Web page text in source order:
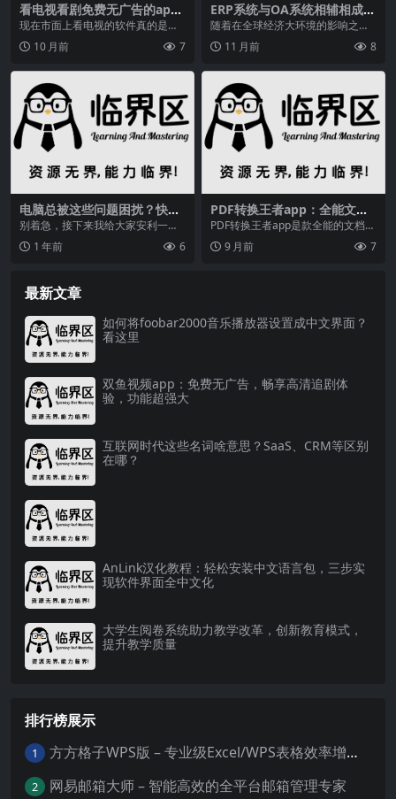
看电视看剧免费无广告的app
下载推荐，这几款不容错过
现在市面上看电视的软件真的是太
多了，不过有很多的应用都是需要
大家充会员或者有影片...
10 月前 7
ERP系统与OA系统相辅相成，
如何实现数据整合？这里有方
法
随着在全球经济大环境的影响之
下，越来越多的企业都需要集成、
快速响应的管理信息系统...
11 月前 8
电脑总被这些问题困扰？快试
试这10款装机必备软件
别着急，接下来我给大家安利一下
我心目中的10款既清爽干净又高效
好用的装机必备软件...
1 年前 6
PDF转换王者app：全能文档
转换助手，支持多格式在线操
作
PDF转换王者app是款全能的文档转
换手机助手，多种转换功能，支持
多种格式的文件...
9 月前 7
最新文章
如何将foobar2000音乐播放器设置成中文界面？
看这里
双鱼视频app：免费无广告，畅享高清追剧体
验，功能超强大
互联网时代这些名词啥意思？SaaS、CRM等区别
在哪？
AnLink汉化教程：轻松安装中文语言包，三步实
现软件界面全中文化
大学生阅卷系统助力教学改革，创新教育模式，
提升教学质量
排行榜展示
1 方方格子WPS版 – 专业级Excel/WPS表格效率增强插件
2 网易邮箱大师 – 智能高效的全平台邮箱管理专家